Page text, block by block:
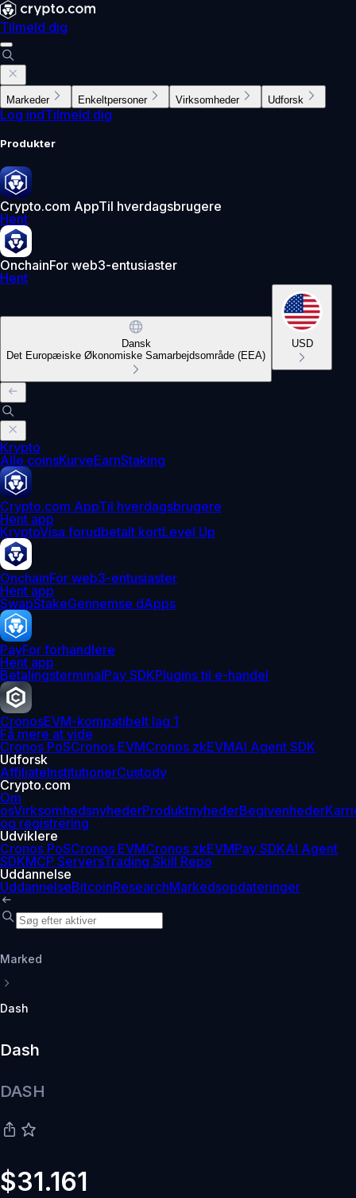
Tilmeld dig
Markeder Enkeltpersoner Virksomheder Udforsk
Log indTilmeld dig
Produkter
Crypto.com AppTil hverdagsbrugere
Hent
OnchainFor web3-entusiaster
Hent
Dansk
Det Europæiske Økonomiske Samarbejdsområde (EEA)
USD
Krypto
Alle coinsKurveEarnStaking
Crypto.com AppTil hverdagsbrugere
Hent app
KryptoVisa forudbetalt kortLevel Up
OnchainFor web3-entusiaster
Hent app
SwapStakeGennemse dApps
PayFor forhandlere
Hent app
BetalingsterminalPay SDKPlugins til e-handel
CronosEVM-kompatibelt lag 1
Få mere at vide
Cronos PoSCronos EVMCronos zkEVMAI Agent SDK
Udforsk
AffiliateInstitutionerCustody
Crypto.com
Om
osVirksomhedsnyhederProduktnyhederBegivenheder
og registrering
Udviklere
Cronos PoSCronos EVMCronos zkEVMPay SDKAI Agent
SDKMCP ServersTrading Skill Repo
Uddannelse
UddannelseBitcoinResearchMarkedsopdateringer
Marked
Dash
Dash
DASH
$31.161